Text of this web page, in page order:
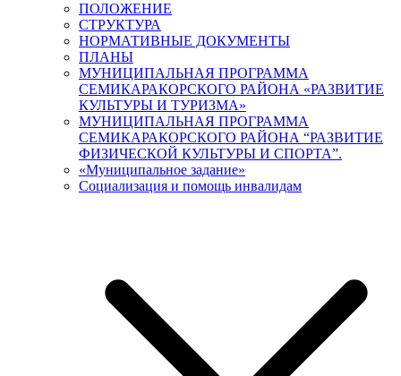
ПОЛОЖЕНИЕ
СТРУКТУРА
НОРМАТИВНЫЕ ДОКУМЕНТЫ
ПЛАНЫ
МУНИЦИПАЛЬНАЯ ПРОГРАММА
СЕМИКАРАКОРСКОГО РАЙОНА «РАЗВИТИЕ
КУЛЬТУРЫ И ТУРИЗМА»
МУНИЦИПАЛЬНАЯ ПРОГРАММА
СЕМИКАРАКОРСКОГО РАЙОНА “РАЗВИТИЕ
ФИЗИЧЕСКОЙ КУЛЬТУРЫ И СПОРТА”.
«Муниципальное задание»
Социализация и помощь инвалидам